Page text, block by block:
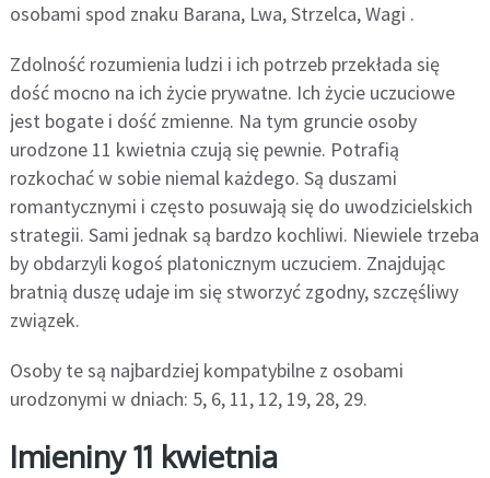
osobami spod znaku Barana, Lwa, Strzelca, Wagi .
Zdolność rozumienia ludzi i ich potrzeb przekłada się
dość mocno na ich życie prywatne. Ich życie uczuciowe
jest bogate i dość zmienne. Na tym gruncie osoby
urodzone 11 kwietnia czują się pewnie. Potrafią
rozkochać w sobie niemal każdego. Są duszami
romantycznymi i często posuwają się do uwodzicielskich
strategii. Sami jednak są bardzo kochliwi. Niewiele trzeba
by obdarzyli kogoś platonicznym uczuciem. Znajdując
bratnią duszę udaje im się stworzyć zgodny, szczęśliwy
związek.
Osoby te są najbardziej kompatybilne z osobami
urodzonymi w dniach: 5, 6, 11, 12, 19, 28, 29.
Imieniny 11 kwietnia